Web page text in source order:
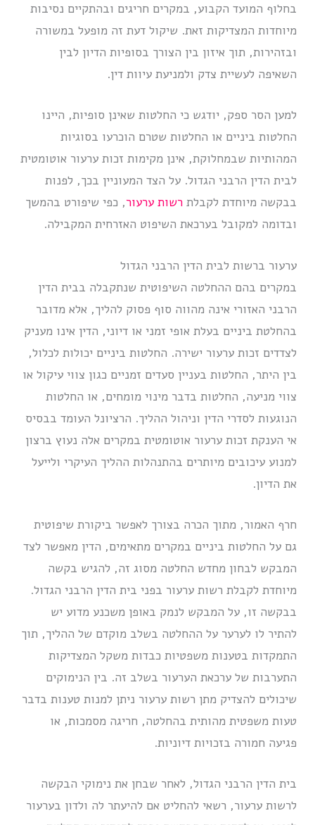
בחלוף המועד הקבוע, במקרים חריגים ובהתקיים נסיבות
מיוחדות המצדיקות זאת. שיקול דעת זה מופעל במשורה
ובזהירות, תוך איזון בין הצורך בסופיות הדיון לבין
השאיפה לעשיית צדק ולמניעת עיוות דין.
למען הסר ספק, יודגש כי החלטות שאינן סופיות, היינו
החלטות ביניים או החלטות שטרם הוכרעו בסוגיות
המהותיות שבמחלוקת, אינן מקימות זכות ערעור אוטומטית
לבית הדין הרבני הגדול. על הצד המעוניין בכך, לפנות
בבקשה מיוחדת לקבלתרשות ערעור, כפי שיפורט בהמשך
ובדומה למקובל בערכאת השיפוט האזרחית המקבילה.
ערעור ברשות לבית הדין הרבני הגדול
במקרים בהם ההחלטה השיפוטית שנתקבלה בבית הדין
הרבני האזורי אינה מהווה סוף פסוק להליך, אלא מדובר
בהחלטת ביניים בעלת אופי זמני או דיוני, הדין אינו מעניק
לצדדים זכות ערעור ישירה. החלטות ביניים יכולות לכלול,
בין היתר, החלטות בעניין סעדים זמניים כגון צווי עיקול או
צווי מניעה, החלטות בדבר מינוי מומחים, או החלטות
הנוגעות לסדרי הדין וניהול ההליך. הרציונל העומד בבסיס
אי הענקת זכות ערעור אוטומטית במקרים אלה נעוץ ברצון
למנוע עיכובים מיותרים בהתנהלות ההליך העיקרי ולייעל
את הדיון.
חרף האמור, מתוך הכרה בצורך לאפשר ביקורת שיפוטית
גם על החלטות ביניים במקרים מתאימים, הדין מאפשר לצד
המבקש לבחון מחדש החלטה מסוג זה, להגיש בקשה
מיוחדת לקבלת רשות ערעור בפני בית הדין הרבני הגדול.
בבקשה זו, על המבקש לנמק באופן משכנע מדוע יש
להתיר לו לערער על ההחלטה בשלב מוקדם של ההליך, תוך
התמקדות בטענות משפטיות כבדות משקל המצדיקות
התערבות של ערכאת הערעור בשלב זה. בין הנימוקים
שיכולים להצדיק מתן רשות ערעור ניתן למנות טענות בדבר
טעות משפטית מהותית בהחלטה, חריגה מסמכות, או
פגיעה חמורה בזכויות דיוניות.
בית הדין הרבני הגדול, לאחר שבחן את נימוקי הבקשה
לרשות ערעור, רשאי להחליט אם להיעתר לה ולדון בערעור